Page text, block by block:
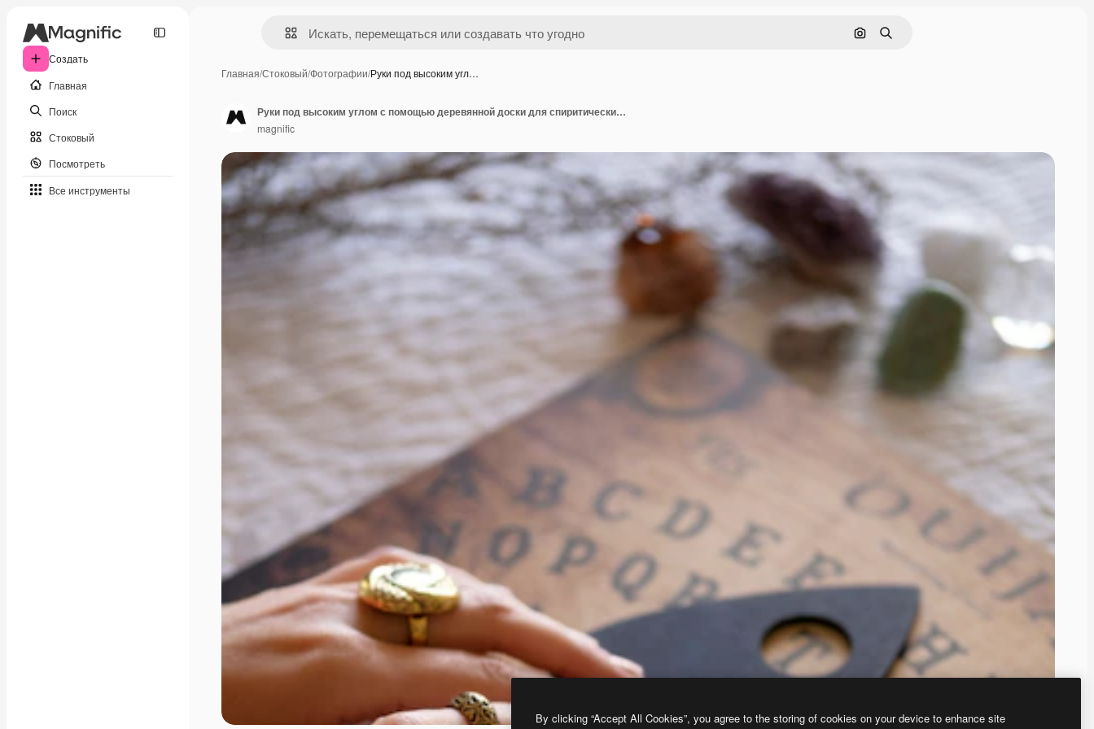
Создать
Главная
Поиск
Стоковый
Посмотреть
Все инструменты
Поиск по изображению
Поиск
Главная/Стоковый/Фотографии/Руки под высоким угл…
Руки под высоким углом с помощью деревянной доски для спиритических сеансов
magnific
By clicking “Accept All Cookies”, you agree to the storing of cookies on your device to enhance site